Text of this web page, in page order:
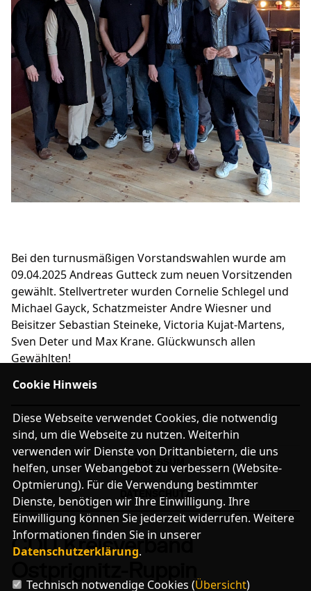
BUNDESTAG
LANDTAG
EUROPA
CDU RHEINSBERG
SENIOREN UNION OPR
JUNGE UNION OPR
FRAUEN UNION OPR
Mitglied werden
LINKS
Bei den turnusmäßigen Vorstandswahlen wurde am
09.04.2025 Andreas Gutteck zum neuen Vorsitzenden
gewählt. Stellvertreter wurden Cornelie Schlegel und
Michael Gayck, Schatzmeister Andre Wiesner und
Beisitzer Sebastian Steineke, Victoria Kujat-Martens,
Sven Deter und Max Krane. Glückwunsch allen
Gewählten!
IMPRESSUM
DATENSCHUTZ
CDU Kreisverband
Cookie Hinweis
Diese Webseite verwendet Cookies, die notwendig
sind, um die Webseite zu nutzen. Weiterhin
verwenden wir Dienste von Drittanbietern, die uns
helfen, unser Webangebot zu verbessern (Website-
Optmierung). Für die Verwendung bestimmter
Dienste, benötigen wir Ihre Einwilligung. Ihre
Einwilligung können Sie jederzeit widerrufen. Weitere
Informationen finden Sie in unserer
Datenschutzerklärung.
Technisch notwendige Cookies (Übersicht)